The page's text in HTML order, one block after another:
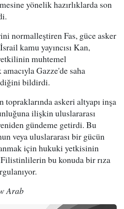
yönelik hazırlıklarda son
normalleştiren Fas, güce asker
kamu yayıncısı Kan,
muhtemel
Gazze'de saha
bildirdi.
askeri altyapı inşa
ilişkin uluslararası
gündeme getirdi. Bu
veya uluslararası bir gücün
için hukuki yetkisinin
bu konuda bir rıza
Arab